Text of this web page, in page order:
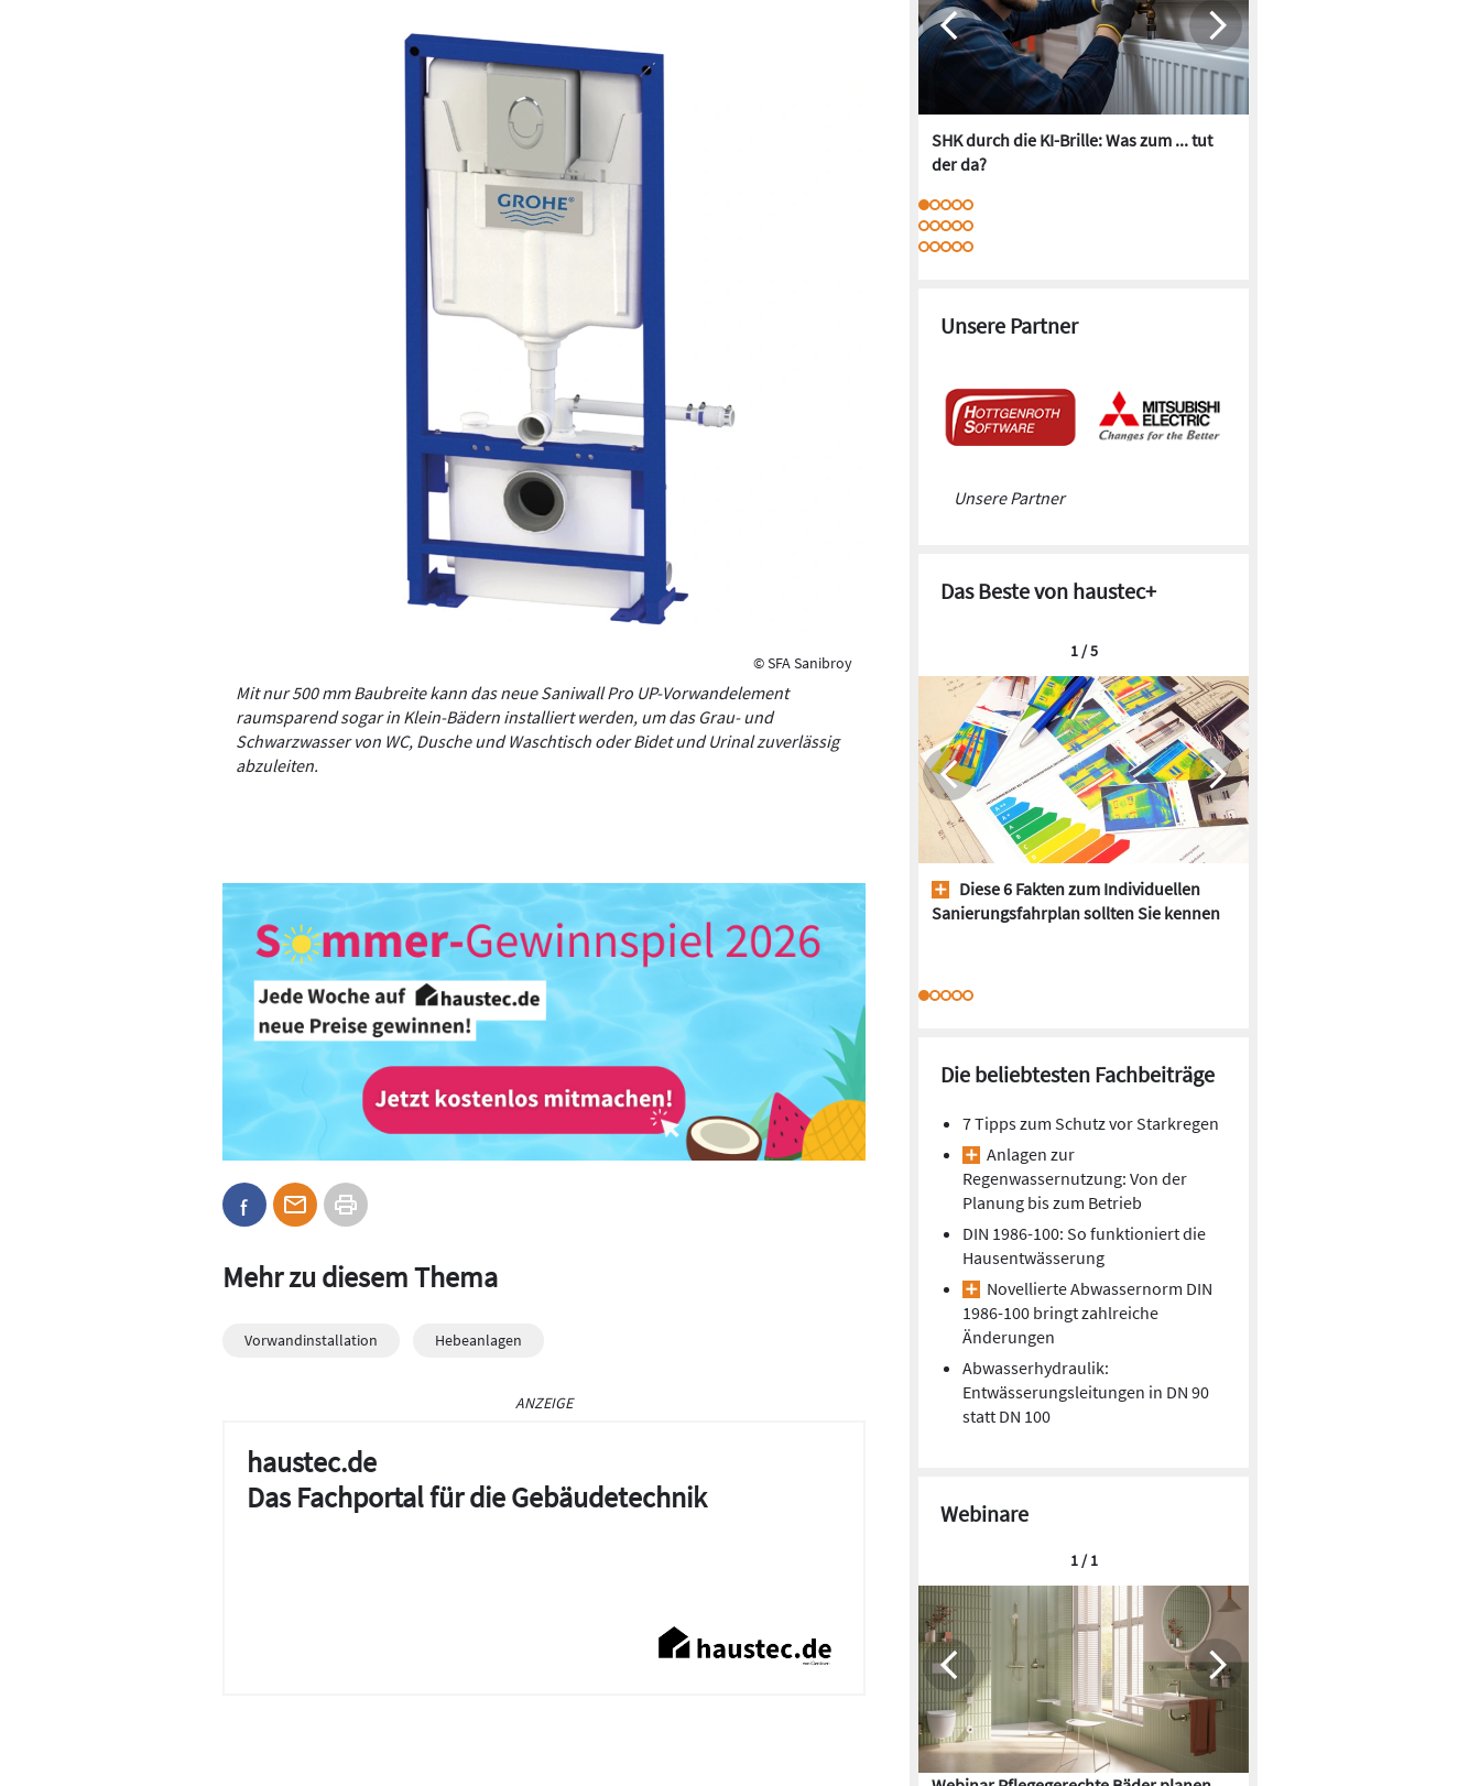
© SFA Sanibroy
Mit nur 500 mm Baubreite kann das neue Saniwall Pro UP-Vorwandelement
raumsparend sogar in Klein-Bädern installiert werden, um das Grau- und
Schwarzwasser von WC, Dusche und Waschtisch oder Bidet und Urinal zuverlässig
abzuleiten.
Mehr zu diesem Thema
Vorwandinstallation Hebeanlagen
ANZEIGE
haustec.de
Das Fachportal für die Gebäudetechnik
SHK durch die KI-Brille: Was zum ... tut
der da?
Unsere Partner
Unsere Partner
Das Beste von haustec+
Diese 6 Fakten zum Individuellen
Sanierungsfahrplan sollten Sie kennen
1 / 5
Die beliebtesten Fachbeiträge
7 Tipps zum Schutz vor Starkregen
Anlagen zur
Regenwassernutzung: Von der
Planung bis zum Betrieb
DIN 1986-100: So funktioniert die
Hausentwässerung
Novellierte Abwassernorm DIN
1986-100 bringt zahlreiche
Änderungen
Abwasserhydraulik:
Entwässerungsleitungen in DN 90
statt DN 100
Webinare
1 / 1